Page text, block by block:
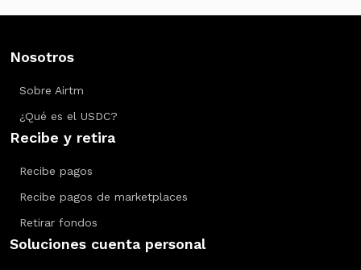
Nosotros
Sobre Airtm
¿Qué es el USDC?
Recibe y retira
Recibe pagos
Recibe pagos de marketplaces
Retirar fondos
Soluciones cuenta personal